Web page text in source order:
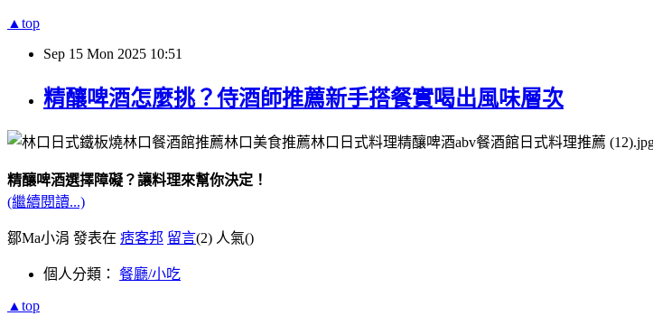
▲top
Sep 15 Mon 2025 10:51
精釀啤酒怎麼挑？侍酒師推薦新手搭餐實喝出風味層次
精釀啤酒選擇障礙？讓料理來幫你決定！
(繼續閱讀...)
鄒Ma小涓 發表在 痞客邦 留言(2) 人氣()
個人分類： 餐廳/小吃
▲top